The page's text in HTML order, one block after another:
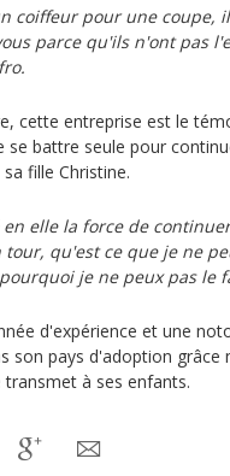
coiffeur pour une coupe,
parce qu'ils n'ont pas
cette entreprise est le
se battre seule pour
fille Christine.
elle la force de
qu'est ce que je ne
je ne peux pas le
d'expérience et une
son pays d'adoption grâce
à ses enfants.